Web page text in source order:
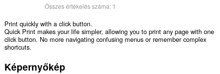
Összes értékelés száma: 1
Print quickly with a click button.
Quick Print makes your life simpler, allowing you to print any page with one
click button. No more navigating confusing menus or remember complex
shortcuts.
Képernyőkép